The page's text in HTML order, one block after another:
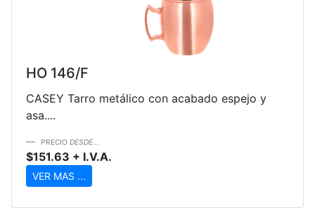
HO 146/F
CASEY Tarro metálico con acabado espejo y
asa....
PRECIO DESDE...
$151.63 + I.V.A.
VER MAS ...